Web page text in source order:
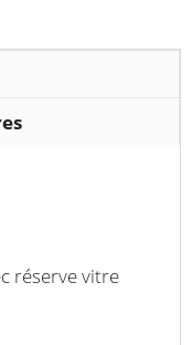
réserve vitre